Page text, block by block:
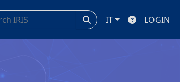
IT LOGIN